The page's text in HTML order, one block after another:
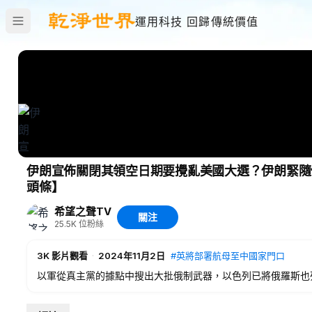
運用科技 回歸傳統價值
伊朗宣佈關閉其領空日期要攪亂美國大選？伊朗緊
頭條】
希望之聲TV
25.5K 位粉絲
關注
3K影片觀看 · 2024年11月2日 #英將部署航母至中國家門口
以軍從真主黨的據點中搜出大批俄制武器，以色列已將俄羅斯也